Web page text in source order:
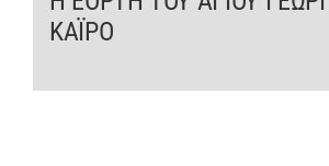
ΤΟ ΠΑΤΡΙΑΡΧΕΙΟ
KEIMENA
ΚΑΪΡΟ